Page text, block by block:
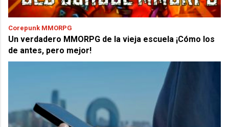
Corepunk MMORPG
Un verdadero MMORPG de la vieja escuela ¡Cómo los
de antes, pero mejor!